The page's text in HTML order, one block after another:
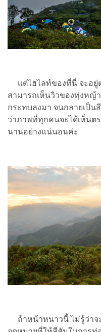
แต่ไฮไลท์ของที่นี่ จะอยู่
สามารถเห็นวิวของทุ่งหญ้
กระทบลงมา จนกลายเป็น
ว่าภาพที่ทุกคนจะได้เห็นต
นานอย่างแน่นอนค่ะ
ถ้าหน้าหนาวนี้ ไม่รู้ว่าจ